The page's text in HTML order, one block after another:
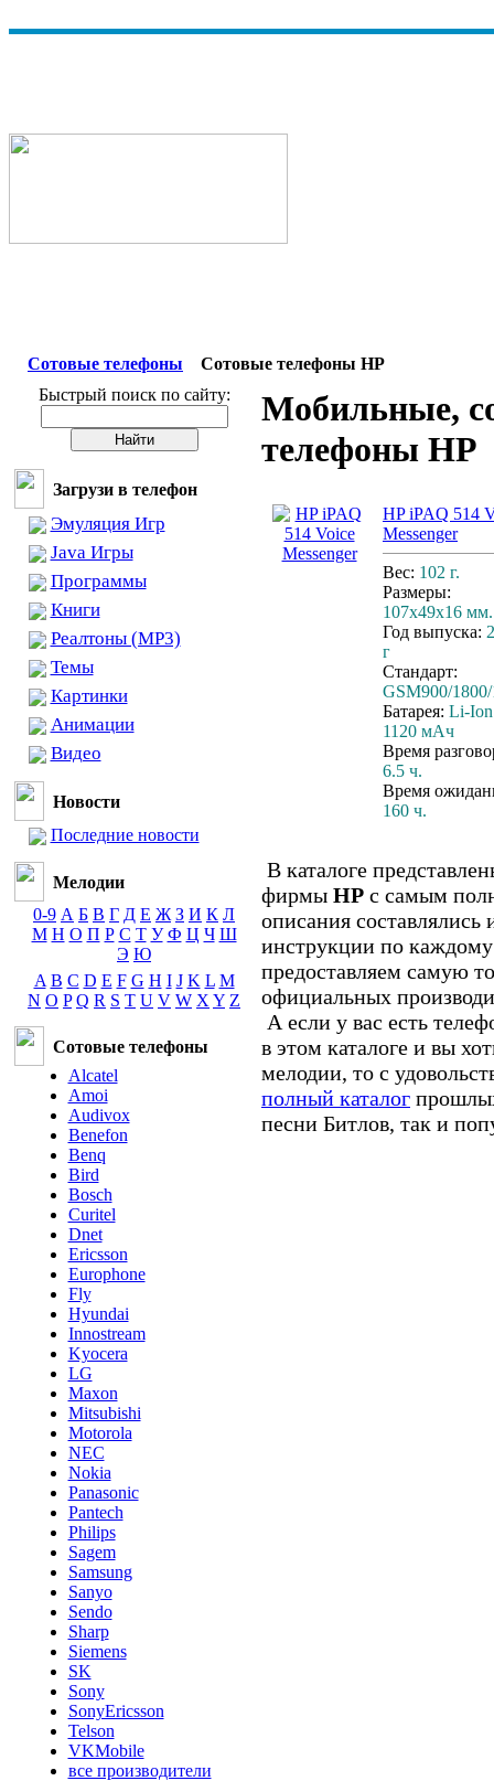
Сотовые телефоны
Сотовые телефоны HP
Быстрый поиск по сайту:
Загрузи в телефон
Эмуляция Игр
Java Игры
Программы
Книги
Реалтоны (MP3)
Темы
Картинки
Анимации
Видео
Новости
Последние новости
Мелодии
0-9 А Б В Г Д Е Ж З И К Л
М Н О П Р С Т У Ф Ц Ч Ш
Э Ю
A B C D E F G H I J K L M
N O P Q R S T U V W X Y Z
Сотовые телефоны
Alcatel
Amoi
Audivox
Benefon
Benq
Bird
Bosch
Curitel
Dnet
Ericsson
Europhone
Fly
Hyundai
Innostream
Kyocera
LG
Maxon
Mitsubishi
Motorola
NEC
Nokia
Panasonic
Pantech
Philips
Sagem
Samsung
Sanyo
Sendo
Sharp
Siemens
SK
Sony
SonyEricsson
Telson
VKMobile
все производители
Мобильные,
телефоны HP
HP iPAQ 514
Messenger
Вес: 102 г.
Размеры:
107x49x16 мм.
Год выпуска:
г
Стандарт:
GSM900/
Батарея: Li-Ion
1120 мАч
Время
6.5 ч.
Время
160 ч.
В каталоге
фирмы HP с самым
описания составлялись
инструкции по
предоставляем самую
официальных
А если у вас есть
в этом каталоге и вы
мелодии, то с
полный каталог
песни Битлов, так и